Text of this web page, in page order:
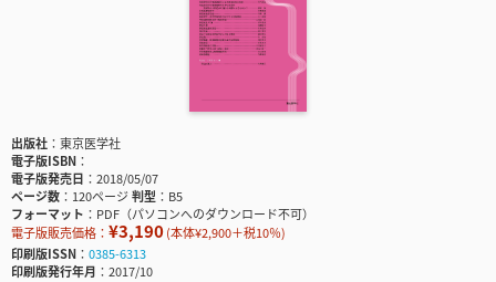
出版社
東京医学社
電子版ISBN
電子版発売日
2018/05/07
ページ数
120ページ判型
B5
フォーマット
PDF（パソコンへのダウンロード不可）
電子版販売価格： ¥3,190(本体¥2,900＋税10％)
印刷版ISSN
0385-6313
印刷版発行年月
2017/10